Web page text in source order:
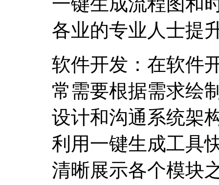
各业的专业人士提
软件开发：在软件
常需要根据需求绘
设计和沟通系统架
利用一键生成工具
清晰展示各个模块